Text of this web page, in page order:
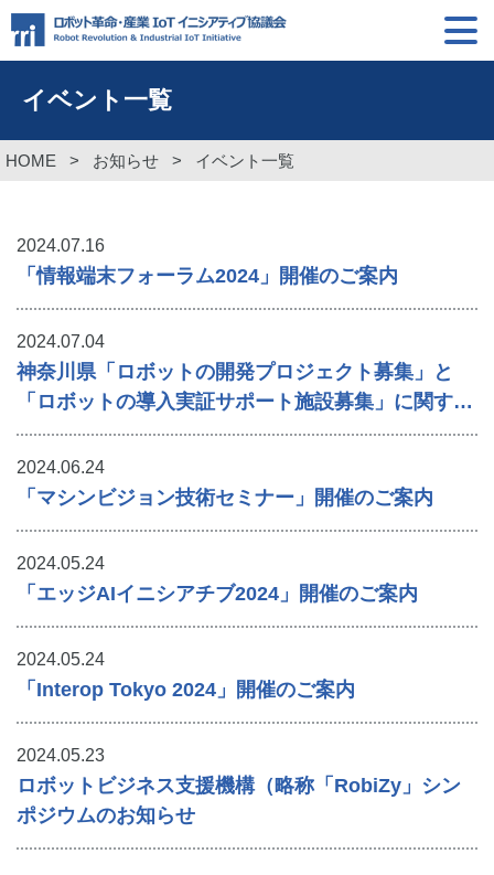
イベント一覧
HOME > お知らせ > イベント一覧
2024.07.16
「情報端末フォーラム2024」開催のご案内
2024.07.04
神奈川県「ロボットの開発プロジェクト募集」と
「ロボットの導入実証サポート施設募集」に関する
ご案内
2024.06.24
「マシンビジョン技術セミナー」開催のご案内
2024.05.24
「エッジAIイニシアチブ2024」開催のご案内
2024.05.24
「Interop Tokyo 2024」開催のご案内
2024.05.23
ロボットビジネス支援機構（略称「RobiZy」シン
ポジウムのお知らせ